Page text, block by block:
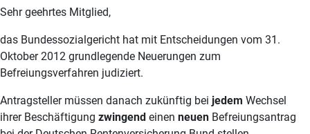
Sehr geehrtes Mitglied,
das Bundessozialgericht hat mit Entscheidungen vom 31.
Oktober 2012 grundlegende Neuerungen zum
Befreiungsverfahren judiziert.
Antragsteller müssen danach zukünftig bei jedem Wechsel
ihrer Beschäftigung zwingend einen neuen Befreiungsantrag